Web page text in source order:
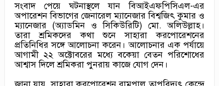
সংবাদ পেয়ে ঘটনাস্থলে যান বিআইএফপিসিএল-এর
অপারেশন বিভাগের জেনারেল ম্যানেজার বিশ্বজিৎ কুমার ও
ম্যানেজার (অ্যাডমিন ও সিকিউরিটি) মো. অলিউল্লাহ।
তারা শ্রমিকদের কথা শুনে সাহারা করপোরেশনের
প্রতিনিধির সঙ্গে আলোচনা করেন। আলোচনার এক পর্যায়ে
আগামী ২২ অক্টোবরের মধ্যে বকেয়া বেতন পরিশোধের
আশ্বাস দিলে শ্রমিকরা পুনরায় কাজে যোগ দেন।